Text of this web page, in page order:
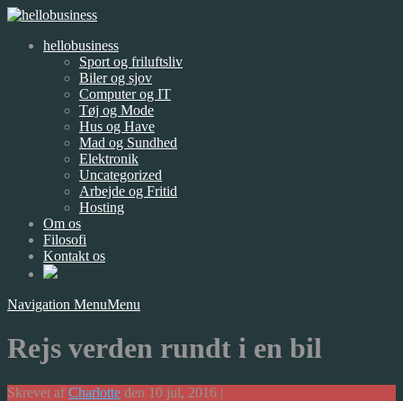
hellobusiness
Sport og friluftsliv
Biler og sjov
Computer og IT
Tøj og Mode
Hus og Have
Mad og Sundhed
Elektronik
Uncategorized
Arbejde og Fritid
Hosting
Om os
Filosofi
Kontakt os
Navigation MenuMenu
Rejs verden rundt i en bil
Skrevet af Charlotte den 10 jul, 2016 |